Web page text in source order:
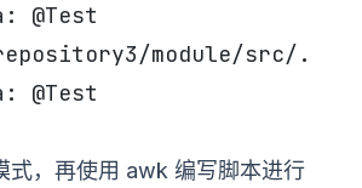
@Test
module/src/.
@Test
式，再使用 awk 编写脚本进行